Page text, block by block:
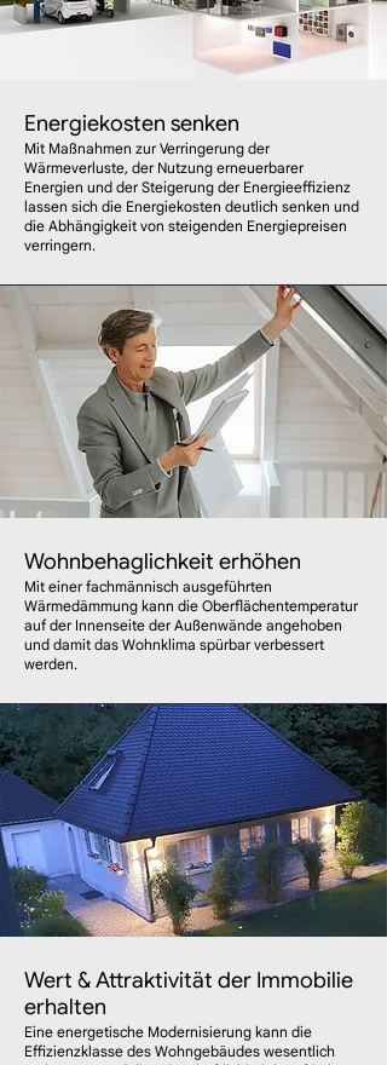
Energiekosten senken
Mit Maßnahmen zur Verringerung der
Wärmeverluste, der Nutzung erneuerbarer
Energien und der Steigerung der Energieeffizienz
lassen sich die Energiekosten deutlich senken und
die Abhängigkeit von steigenden Energiepreisen
verringern.
Wohnbehaglichkeit erhöhen
Mit einer fachmännisch ausgeführten
Wärmedämmung kann die Oberflächentemperatur
auf der Innenseite der Außenwände angehoben
und damit das Wohnklima spürbar verbessert
werden.
Wert & Attraktivität der Immobilie
erhalten
Eine energetische Modernisierung kann die
Effizienzklasse des Wohngebäudes wesentlich